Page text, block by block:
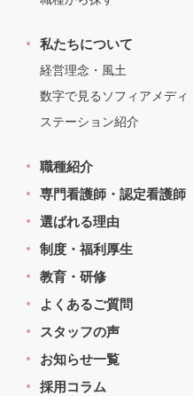
私たちについて
経営理念・風土
数字で見るソフィアメディ
ステーション紹介
職種紹介
専門看護師・認定看護師
選ばれる理由
制度・福利厚生
教育・研修
よくあるご質問
スタッフの声
お知らせ一覧
採用コラム